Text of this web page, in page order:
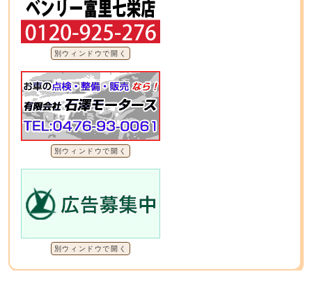
別ウィンドウで開く
別ウィンドウで開く
別ウィンドウで開く